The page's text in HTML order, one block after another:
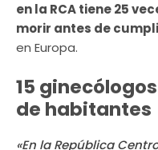
en la RCA tiene 25
morir antes de
en Europa.
15
de habitantes
«En la República